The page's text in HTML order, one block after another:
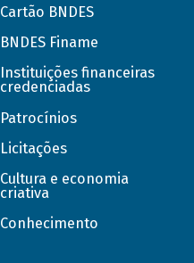
Cartão BNDES
BNDES Finame
Instituições financeiras
credenciadas
Patrocínios
Licitações
Cultura e economia
criativa
Conhecimento